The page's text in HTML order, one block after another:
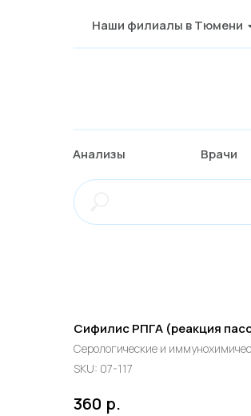
Наши филиалы в Тюмени
Анализы Врачи
Сифилис РПГА (реакция
Серологические и
SKU: 07-117
360 р.